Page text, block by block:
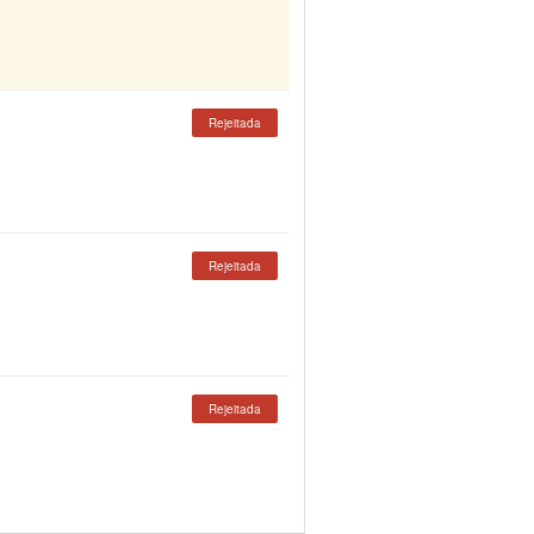
Rejeitada
Rejeitada
Rejeitada